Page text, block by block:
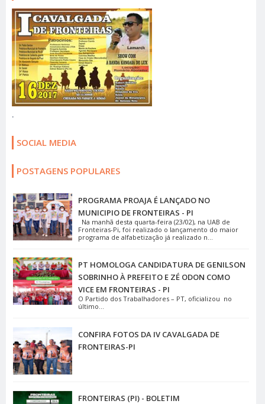
.
SOCIAL MEDIA
POSTAGENS POPULARES
PROGRAMA PROAJA É LANÇADO NO
MUNICIPIO DE FRONTEIRAS - PI
Na manhã desta quarta-feira (23/02), na UAB de
Fronteiras-Pi, foi realizado o lançamento do maior
programa de alfabetização já realizado n...
PT HOMOLOGA CANDIDATURA DE GENILSON
SOBRINHO À PREFEITO E ZÉ ODON COMO
VICE EM FRONTEIRAS - PI
O Partido dos Trabalhadores – PT, oficializou no
último...
CONFIRA FOTOS DA IV CAVALGADA DE
FRONTEIRAS-PI
FRONTEIRAS (PI) - BOLETIM